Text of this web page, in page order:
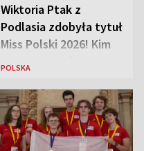
Wiktoria Ptak z
Podlasia zdobyła tytuł
Miss Polski 2026! Kim
jest nowa królowa
POLSKA